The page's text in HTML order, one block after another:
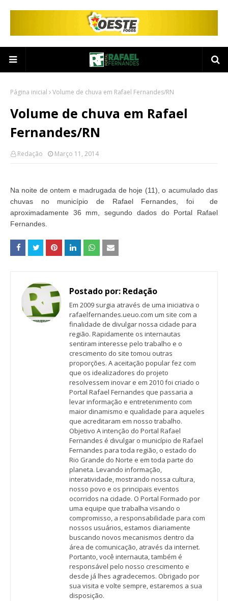
Página inicial Volume de chuva em Rafael Fernandes/RN
Volume de chuva em Rafael
Fernandes/RN
Redação Março 11, 2014
Na noite de ontem e madrugada de hoje (11), o acumulado das
chuvas no município de Rafael Fernandes, foi de
aproximadamente 36 mm, segundo dados do Portal Rafael
Fernandes.
Postado por: Redação
Em 2009 surgia através de uma iniciativa o
rafaelfernandes.ueuo.com um site com a
finalidade de divulgar nossa cidade para
região. Rapidamente os internautas
sentiram interesse pelo trabalho e o
crescimento do site tomou outras
proporções. A aceitação popular fez com
que os idealizadores do projeto
resolvessem inovar e em 2010 foi criado o
Portal Rafael Fernandes que passaria a
levar informação e entretenimento com
maior dinamismo e qualidade para aqueles
que acreditaram em nosso trabalho.
Objetivo A intenção do Portal Rafael
Fernandes é divulgar o município de Rafael
Fernandes para toda região, o estado do
Rio Grande do Norte e em toda parte do
planeta. Levando informação,
interatividade, mostrando nossa cultura,
nosso povo e os principais eventos
ocorridos na cidade. O Portal Formado por
uma equipe que trabalha visando o
compromisso, a responsabilidade para com
nossos usuários, estamos diariamente
buscando novos mecanismos dentro da
área de comunicação, através da internet.
Portanto, você internauta, também é
responsável pelo nosso crescimento e
desde já lhes agradecemos. Obrigado por
sua visita e volte sempre, estaremos a sua
disposição.